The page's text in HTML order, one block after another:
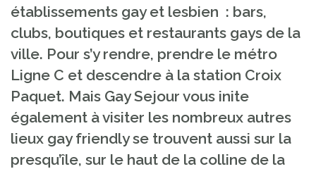
établissements gay et lesbien : bars,
clubs, boutiques et restaurants gays de la
ville. Pour s’y rendre, prendre le métro
Ligne C et descendre à la station Croix
Paquet. Mais Gay Sejour vous inite
également à visiter les nombreux autres
lieux gay friendly se trouvent aussi sur la
presqu’île, sur le haut de la colline de la